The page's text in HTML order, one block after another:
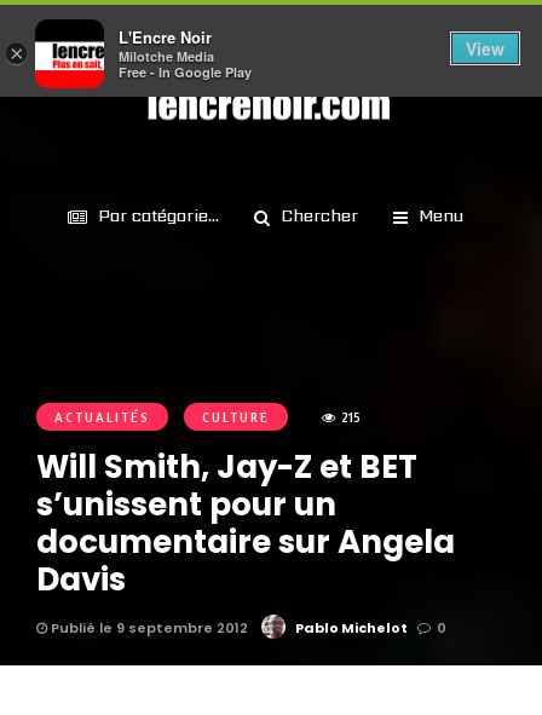
Par catégorie... Chercher Menu
ACTUALITÉS CULTURE 215
Will Smith, Jay-Z et BET
s’unissent pour un
documentaire sur Angela
Davis
Publié le 9 septembre 2012 Pablo Michelot 0
×
L'Encre Noir
Milotche Media
Free - In Google Play
View